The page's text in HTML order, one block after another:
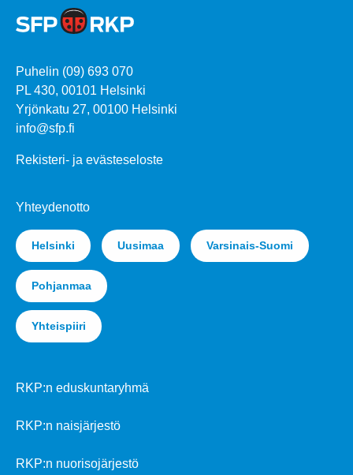
Puhelin (09) 693 070
PL 430, 00101 Helsinki
Yrjönkatu 27, 00100 Helsinki
info@sfp.fi
Rekisteri- ja evästeseloste
Yhteydenotto
Helsinki Uusimaa Varsinais-Suomi
Pohjanmaa
Yhteispiiri
RKP:n eduskuntaryhmä
RKP:n naisjärjestö
RKP:n nuorisojärjestö